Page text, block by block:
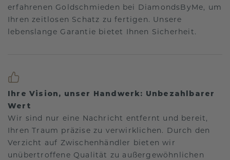
erfahrenen Goldschmieden bei DiamondsByMe, um
Ihren zeitlosen Schatz zu fertigen. Unsere
lebenslange Garantie bietet Ihnen Sicherheit.
Ihre Vision, unser Handwerk: Unbezahlbarer
Wert
Wir sind nur eine Nachricht entfernt und bereit,
Ihren Traum präzise zu verwirklichen. Durch den
Verzicht auf Zwischenhändler bieten wir
unübertroffene Qualität zu außergewöhnlichen